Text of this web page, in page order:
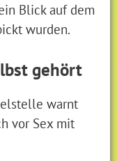
Blick auf dem
wurden.
gehört
warnt
vor Sex mit